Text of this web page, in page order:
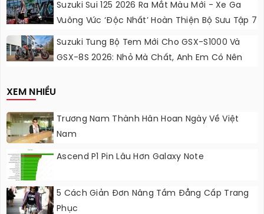
Suzuki Sui 125 2026 Ra Mắt Màu Mới - Xe Ga
Vuông Vức ‘độc Nhất’ Hoàn Thiện Bộ Sưu Tập 7
Suzuki Tung Bộ Tem Mới Cho GSX-S1000 Và
GSX-8S 2026: Nhỏ Mà Chất, Anh Em Có Nên
XEM NHIỀU
Trương Nam Thành Hân Hoan Ngày Về Việt
Nam
Ascend P1 Pin Lâu Hơn Galaxy Note
5 Cách Giản Đơn Nâng Tầm Đẳng Cấp Trang
Phục